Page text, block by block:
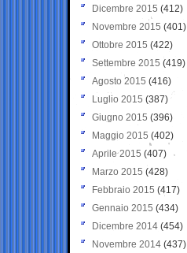
Dicembre 2015 (412)
Novembre 2015 (401)
Ottobre 2015 (422)
Settembre 2015 (419)
Agosto 2015 (416)
Luglio 2015 (387)
Giugno 2015 (396)
Maggio 2015 (402)
Aprile 2015 (407)
Marzo 2015 (428)
Febbraio 2015 (417)
Gennaio 2015 (434)
Dicembre 2014 (454)
Novembre 2014 (437)